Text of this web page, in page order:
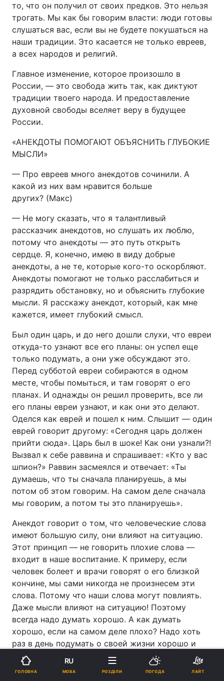
то, что он получил от своих предков. Это нельзя
трогать. Мы как бы говорим власти: люди готовы
слушаться вас, если вы не будете покушаться на
наши традиции. Это касается не только евреев,
а всех народов и религий.
Главное изменение, которое произошло в
России, — это свобода жить так, как диктуют
традиции твоего народа. И предоставление
духовной свободы вселяет веру в будущее
России.
«АНЕКДОТЫ ПОМОГАЮТ ОБЪЯСНИТЬ ГЛУБОКИЕ
МЫСЛИ»
— Про евреев много анекдотов сочинили. А
какой из них вам нравится больше
других? (Макс)
— Не могу сказать, что я талантливый
рассказчик анекдотов, но слушать их люблю,
потому что анекдоты — это путь открыть
сердце. Я, конечно, имею в виду добрые
анекдоты, а не те, которые кого-то оскорбляют.
Анекдоты помогают не только расслабиться и
разрядить обстановку, но и объяснить глубокие
мысли. Я расскажу анекдот, который, как мне
кажется, имеет глубокий смысл.
Был один царь, и до него дошли слухи, что евреи
откуда-то узнают все его планы: он успел еще
только подумать, а они уже обсуждают это.
Перед субботой евреи собираются в одном
месте, чтобы помыться, и там говорят о его
планах. И однажды он решил проверить, все ли
его планы евреи узнают, и как они это делают.
Оделся как еврей и пошел к ним. Слышит — один
еврей говорит другому: «Сегодня царь должен
прийти сюда». Царь был в шоке! Как они узнали?!
Вызвал к себе раввина и спрашивает: «Кто у вас
шпион?» Раввин засмеялся и отвечает: «Ты
думаешь, что ты сначала планируешь, а мы
потом об этом говорим. На самом деле сначала
мы говорим, а потом ты это планируешь».
Анекдот говорит о том, что человеческие слова
имеют большую силу, они влияют на ситуацию.
Этот принцип — не говорить плохие слова —
входит в наше воспитание. К примеру, если
человек болеет и врачи говорят о его близкой
кончине, мы сами никогда не произнесем эти
слова. Потому что наши слова могут повлиять.
Даже мысли влияют на ситуацию! Поэтому
всегда надо думать хорошо. А как думать
хорошо, если на самом деле плохо? Надо хоть
раз в день подумать о своей жизни хорошо и
произнести эти слова вслух.
Нельзя никогда говорить детям: ты плохой.
ГОЛОВНА
RU
МОВА РОЗДІЛИ ПОГОДА ЛАЙТ